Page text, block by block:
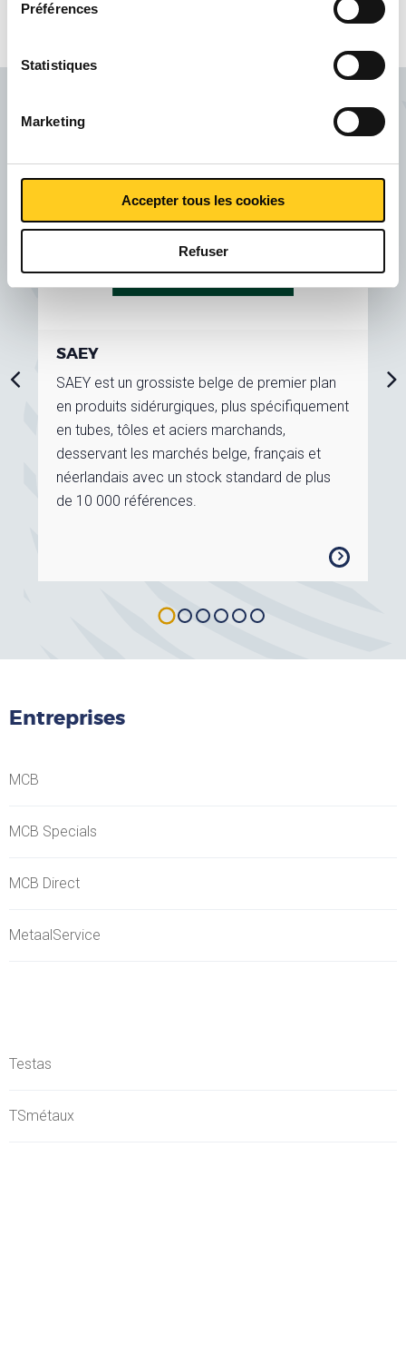
règlementici
Préférences
Statistiques
Marketing
Accepter tous les cookies
Refuser
SAEY
SAEY est un grossiste belge de premier plan
en produits sidérurgiques, plus spécifiquement
en tubes, tôles et aciers marchands,
desservant les marchés belge, français et
néerlandais avec un stock standard de plus
de 10 000 références.
Entreprises
MCB
MCB Specials
MCB Direct
MetaalService
Testas
TSmétaux